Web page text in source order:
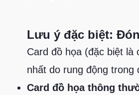
Lưu ý đặc biệt:
Card đồ họa (đặc biệt là
nhất do rung động trong
Card đồ họa thông